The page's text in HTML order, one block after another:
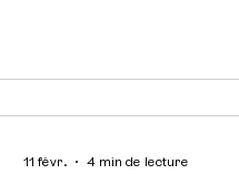
11 févr. 4 min de lecture